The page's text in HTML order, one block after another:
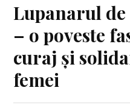
Lupanarul
– o poveste
curaj și
femei